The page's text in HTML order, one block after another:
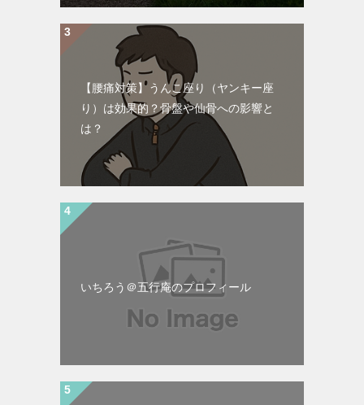
【腰痛対策】うんこ座り（ヤンキー座
り）は効果的？骨盤や仙骨への影響と
は？
いちろう＠五行庵のプロフィール